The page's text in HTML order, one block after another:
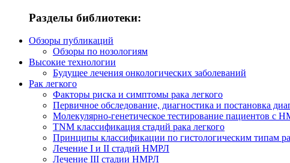
Разделы библиотеки:
Обзоры публикаций
Обзоры по нозологиям
Высокие технологии
Будущее лечения онкологических заболеваний
Рак легкого
Факторы риска и симптомы рака легкого
Первичное обследование, диагностика и постановка
Молекулярно-генетическое тестирование пациентов с
TNM классификация стадий рака легкого
Принципы классификации по гистологическим типам
Лечение I и II стадий НМРЛ
Лечение III стадии НМРЛ